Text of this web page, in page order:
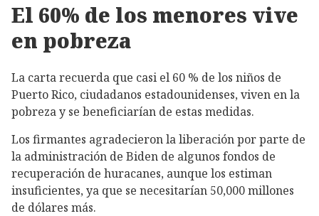
El 60% de los menores vive
en pobreza
La carta recuerda que casi el 60 % de los niños de
Puerto Rico, ciudadanos estadounidenses, viven en la
pobreza y se beneficiarían de estas medidas.
Los firmantes agradecieron la liberación por parte de
la administración de Biden de algunos fondos de
recuperación de huracanes, aunque los estiman
insuficientes, ya que se necesitarían 50,000 millones
de dólares más.